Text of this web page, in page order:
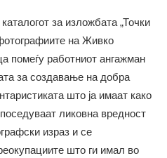
за изложбата „Точки
на Живко
помеѓу работниот ангажман
за создавање на добра
што ја имаат како
ликовна вредност
израз и се
што ги имал во